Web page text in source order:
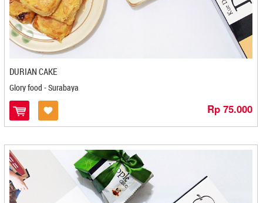
Frenzy (Coklat Ibuk E) - Kediri
GAVIN'S FIGS - Semarang
Gedhang Sari Makmur - Cilacap
Gemira Browker - Bandung
Getas Wah-You - Pangkal Pinang
Gethuk Eco - Magelang
Gethuk Goreng - Magelang
Gipang Pangrih - Cilegon
Glory food - Surabaya
Gn. Tidar - Magelang
Gogos Tuna Ibu Vera - Makasar
DURIAN CAKE
Glory food - Surabaya
Rp 75.000